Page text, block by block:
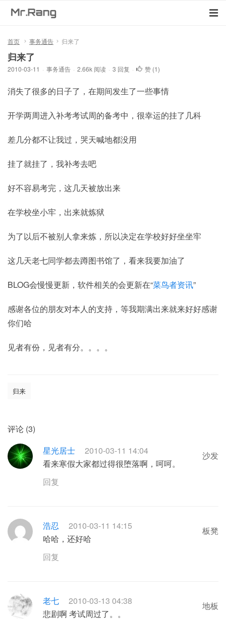
首页 事务通告 归来了
归来了
2010-03-11 · 事务通告 · 2.66k 阅读 · 3 回复 · 赞 (1)
消失了很多的日子了，在期间发生了一些事情
开学两周进入补考考试周的备考中，很幸运的挂了几科
差几分都不让我过，哭天喊地都没用
挂了就挂了，我补考去吧
好不容易考完，这几天被放出来
在学校坐小牢，出来就炼狱
为了以后不被别人拿来炼，所以决定在学校好好坐坐牢
这几天老七同学都去蹲图书馆了，看来我要加油了
BLOG会慢慢更新，软件相关的会更新在“菜鸟者资讯”
感谢各位的朋友对本人的支持，等我期满出来就来好好感谢
你们哈
见者有份，见者有分。。。。
归来
评论 (3)
沙发
星光居士
2010-03-11 14:04
看来寒假大家都过得很堕落啊，呵呵。
回复
板凳
浩忍
2010-03-11 14:15
哈哈，还好哈
回复
地板
老七
2010-03-13 04:38
悲剧啊 考试周过了。。